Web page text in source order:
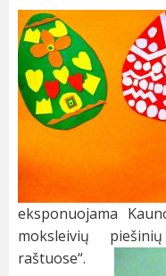
eksponuojama
moksleivių piešinių
raštuose“.